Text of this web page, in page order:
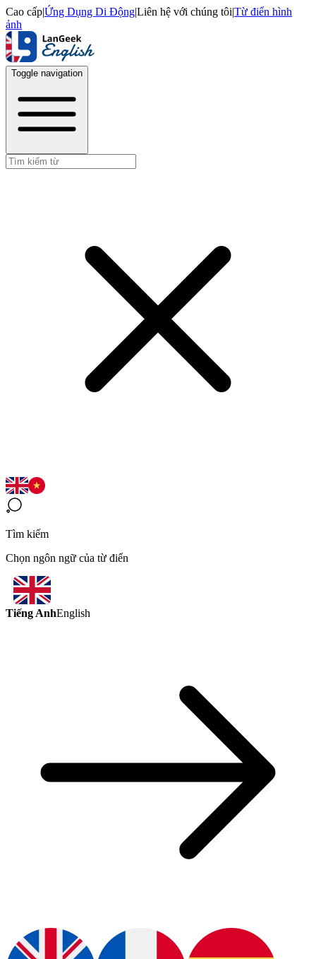
Cao cấp|Ứng Dụng Di Động|Liên hệ với chúng tôi|Từ điển hình
ảnh
Toggle navigation
Tìm kiếm
Chọn ngôn ngữ của từ điển
Tiếng AnhEnglish